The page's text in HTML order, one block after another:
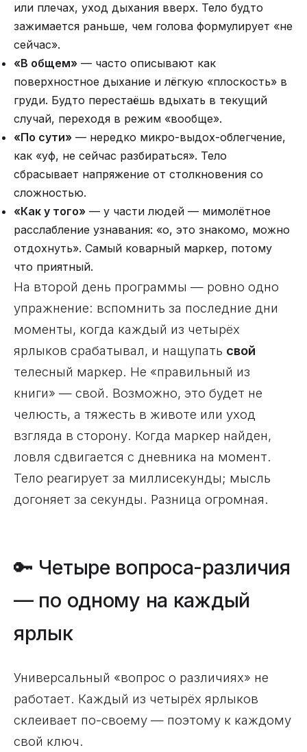
или плечах, уход дыхания вверх. Тело будто
зажимается раньше, чем голова формулирует «не
сейчас».
«В общем» — часто описывают как
поверхностное дыхание и лёгкую «плоскость» в
груди. Будто перестаёшь вдыхать в текущий
случай, переходя в режим «вообще».
«По сути» — нередко микро-выдох-облегчение,
как «уф, не сейчас разбираться». Тело
сбрасывает напряжение от столкновения со
сложностью.
«Как у того» — у части людей — мимолётное
расслабление узнавания: «о, это знакомо, можно
отдохнуть». Самый коварный маркер, потому
что приятный.
На второй день программы — ровно одно
упражнение: вспомнить за последние дни
моменты, когда каждый из четырёх
ярлыков срабатывал, и нащупать свой
телесный маркер. Не «правильный из
книги» — свой. Возможно, это будет не
челюсть, а тяжесть в животе или уход
взгляда в сторону. Когда маркер найден,
ловля сдвигается с дневника на момент.
Тело реагирует за миллисекунды; мысль
догоняет за секунды. Разница огромная.
🔑 Четыре вопроса-различия
— по одному на каждый
ярлык
Универсальный «вопрос о различиях» не
работает. Каждый из четырёх ярлыков
склеивает по-своему — поэтому к каждому
свой ключ.